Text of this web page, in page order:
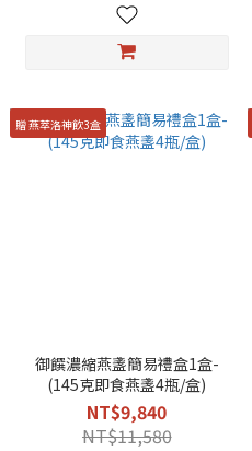
贈 燕萃洛神飲3盒
御饌濃縮燕盞簡易禮盒1盒-
(145克即食燕盞4瓶/盒)
NT$9,840
NT$11,580